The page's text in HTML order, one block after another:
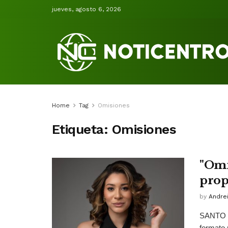
jueves, agosto 6, 2026
Home Tag Omisiones
Etiqueta: Omisiones
by
SANTO